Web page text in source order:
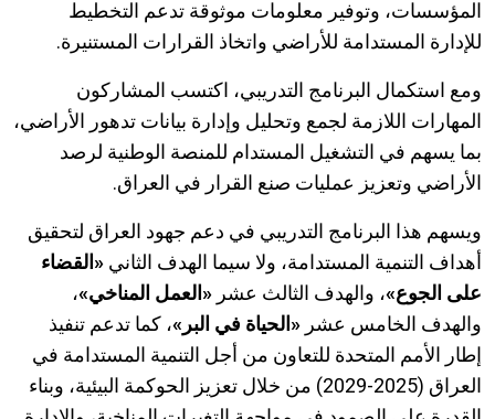
المؤسسات، وتوفير معلومات موثوقة تدعم التخطيط
للإدارة المستدامة للأراضي واتخاذ القرارات المستنيرة.
ومع استكمال البرنامج التدريبي، اكتسب المشاركون
المهارات اللازمة لجمع وتحليل وإدارة بيانات تدهور الأراضي،
بما يسهم في التشغيل المستدام للمنصة الوطنية لرصد
الأراضي وتعزيز عمليات صنع القرار في العراق.
ويسهم هذا البرنامج التدريبي في دعم جهود العراق لتحقيق
أهداف التنمية المستدامة، ولا سيما الهدف الثاني «القضاء
على الجوع»، والهدف الثالث عشر «العمل المناخي»،
والهدف الخامس عشر «الحياة في البر»، كما تدعم تنفيذ
إطار الأمم المتحدة للتعاون من أجل التنمية المستدامة في
العراق (2025
-
2029) من خلال تعزيز الحوكمة البيئية، وبناء